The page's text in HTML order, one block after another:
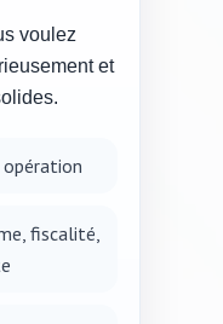
voulez
et
opération
fiscalité,